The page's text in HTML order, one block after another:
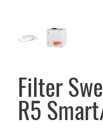
Filter
R5